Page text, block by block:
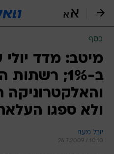
כסף
מיטב: מדד יולי
ב-1%; רשתות
והאלקטרוניקה
ולא ספגו
יובל מעוז
26.7.2009 / 10:10